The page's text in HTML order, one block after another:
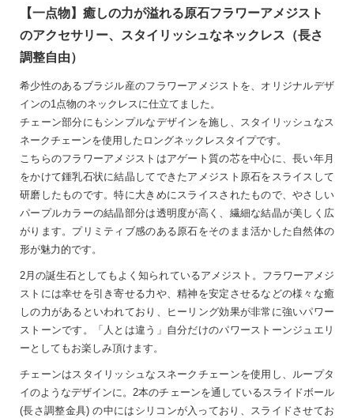
【一点物】癒しの力が溢れる原石フラワーアメジスト
のアクセサリー、スタイリッシュなネックレス（長さ
調整自由）
希少性のあるブラジル産のフラワーアメジストを、オリジナルデザ
インの1点物のネックレスに仕立てました。
チェーン部分にもシンプルなデザインを施し、スタイリッシュなス
ネークチェーンを使用したロングネックレスタイプです。
こちらのフラワーアメジストはアゲート質の芯を中心に、長い年月
をかけて鍾乳石状に結晶してできたアメジスト原石をスライスして
研磨したものです。特に大きめにスライスされたもので、やさしい
パープルカラーの結晶部分は透明度が高く、繊細な結晶が美しく広
がります。プリミティブ感のある原石をそのまま活かした自然体の
形が魅力的です。
2月の誕生石としてもよく知られているアメジスト。フラワーアメジ
ストには幸せを引き寄せる力や、精神を安定させるなどの様々な癒
しの力があるといわれており、ヒーリング効果が非常に強いパワー
ストーンです。「人とは違う」自分だけのパワーストーンジュエリ
ーとしてもお楽しみ頂けます。
チェーンはスタイリッシュなスネークチェーンを使用し、ループタ
イのようなデザインに。2本のチェーンを通しているスライドボール
(長さ調整金具) の中にはシリコンが入っており、スライドさせてお